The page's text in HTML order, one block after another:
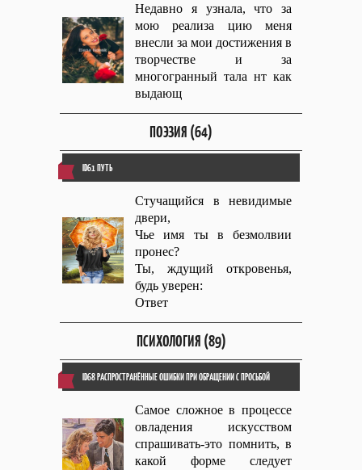
Недавно я узнала, что за
мою реализа цию меня
внесли за мои достижения в
творчестве и за
многогранный тала нт как
выдающ
ПОЭЗИЯ (64)
ID61 ПУТЬ
Стучащийся в невидимые
двери,
Чье имя ты в безмолвии
пронес?
Ты, ждущий откровенья,
будь уверен:
Ответ
ПСИХОЛОГИЯ (89)
ID68 РАСПРОСТРАНЁННЫЕ ОШИБКИ ПРИ ОБРАЩЕНИИ С ПРОСЬБОЙ
Самое сложное в процессе
овладения искусством
спрашивать-это помнить, в
какой форме следует